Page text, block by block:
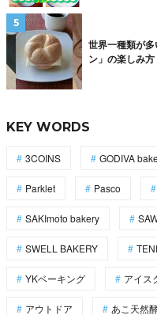
世界一種類が
ン」の楽しみ方
KEY WORDS
3COINS GODIVA
Parklet Pasco
SAKImoto bakery
SWELL BAKERY
YKベーキング アイス
アウトドア あこ天然